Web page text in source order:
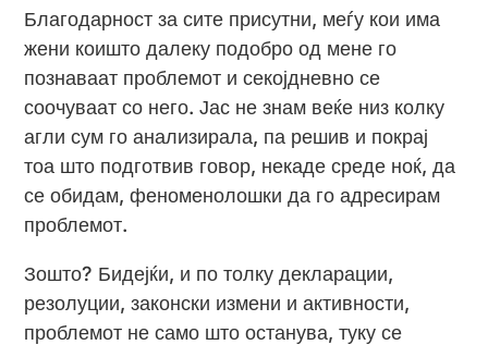
Благодарност за сите присутни, меѓу кои има
жени коишто далеку подобро од мене го
познаваат проблемот и секојдневно се
соочуваат со него. Јас не знам веќе низ колку
агли сум го анализирала, па решив и покрај
тоа што подготвив говор, некаде среде ноќ, да
се обидам, феноменолошки да го адресирам
проблемот.
Зошто? Бидејќи, и по толку декларации,
резолуции, законски измени и активности,
проблемот не само што останува, туку се